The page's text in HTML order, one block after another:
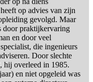
op advies van zijn
gevolgd. Maar
door praktijkervaring
en door veel
die ingenieurs
Door slechte
hij overleed in 1985.
en niet opgeleid was